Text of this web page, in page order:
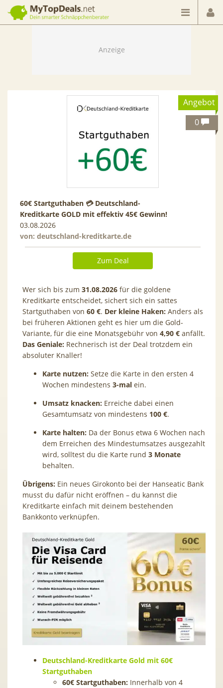
Dein smarter Schnäppchenberater
Angebot
0
60€ Startguthaben 💳 Deutschland-
Kreditkarte GOLD mit effektiv 45€ Gewinn!
03.08.2026
von: deutschland-kreditkarte.de
Zum Deal
Wer sich bis zum 31.08.2026 für die goldene
Kreditkarte entscheidet, sichert sich ein sattes
Startguthaben von 60 €. Der kleine Haken: Anders als
bei früheren Aktionen geht es hier um die Gold-
Variante, für die eine Monatsgebühr von 4,90 € anfällt.
Das Geniale: Rechnerisch ist der Deal trotzdem ein
absoluter Knaller!
Karte nutzen: Setze die Karte in den ersten 4
Wochen mindestens 3-mal ein.
Umsatz knacken: Erreiche dabei einen
Gesamtumsatz von mindestens 100 €.
Karte halten: Da der Bonus etwa 6 Wochen nach
dem Erreichen des Mindestumsatzes ausgezahlt
wird, solltest du die Karte rund 3 Monate
behalten.
Übrigens: Ein neues Girokonto bei der Hanseatic Bank
musst du dafür nicht eröffnen – du kannst die
Kreditkarte einfach mit deinem bestehenden
Bankkonto verknüpfen.
Deutschland-Kreditkarte Gold mit 60€
Startguthaben
60€ Startguthaben: Innerhalb von 4